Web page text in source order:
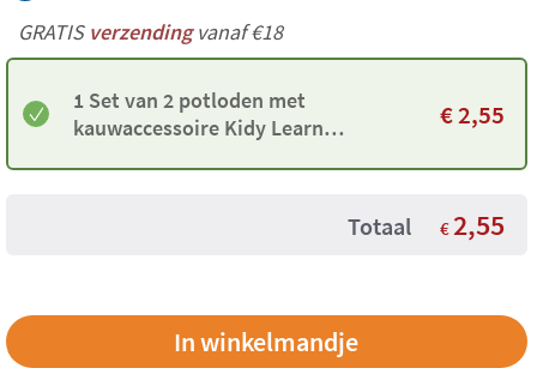
GRATISverzendingvanaf €18
1 Set van 2 potloden met
kauwaccessoire Kidy Learn
€2,55
Totaal € 2,55